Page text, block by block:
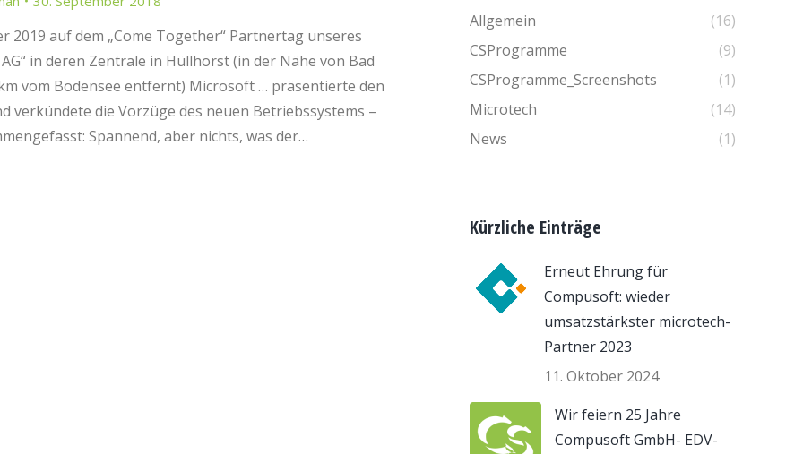
2019 auf dem „Come Together“ Partnertag unseres
in deren Zentrale in Hüllhorst (in der Nähe von Bad
vom Bodensee entfernt) Microsoft … präsentierte den
verkündete die Vorzüge des neuen Betriebssystems –
Spannend, aber nichts, was der…
Allgemein
(16)
CSProgramme
(9)
CSProgramme_Screenshots
(1)
Microtech
(14)
News
(1)
Kürzliche Einträge
Erneut Ehrung für
Compusoft: wieder
umsatzstärkster microtech-
Partner 2023
11. Oktober 2024
Wir feiern 25 Jahre
Compusoft GmbH- EDV-